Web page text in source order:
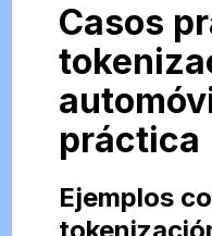
Casos
práctica
Ejemplos